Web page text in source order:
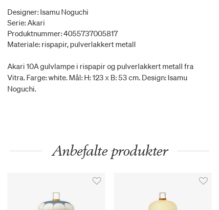
Designer: Isamu Noguchi
Serie: Akari
Produktnummer: 4055737005817
Materiale: rispapir, pulverlakkert metall
Akari 10A gulvlampe i rispapir og pulverlakkert metall fra
Vitra. Farge: white. Mål: H: 123 x B: 53 cm. Design: Isamu
Noguchi.
Anbefalte produkter